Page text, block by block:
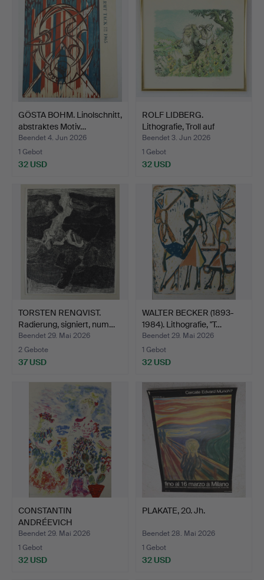
GÖSTA BOHM. Linolschnitt,
abstraktes Motiv…
Beendet 4. Jun 2026
1 Gebot
32 USD
ROLF LIDBERG.
Lithografie, Troll auf
Wande…
Beendet 3. Jun 2026
1 Gebot
32 USD
TORSTEN RENQVIST.
Radierung, signiert, num…
Beendet 29. Mai 2026
2 Gebote
37 USD
WALTER BECKER (1893-
1984). Lithografie, "T…
Beendet 29. Mai 2026
1 Gebot
32 USD
CONSTANTIN
ANDRÉEVICH
TERECHKOVITCH
(RYSSL…
Beendet 29. Mai 2026
1 Gebot
32 USD
PLAKATE, 20. Jh.
Beendet 28. Mai 2026
1 Gebot
32 USD